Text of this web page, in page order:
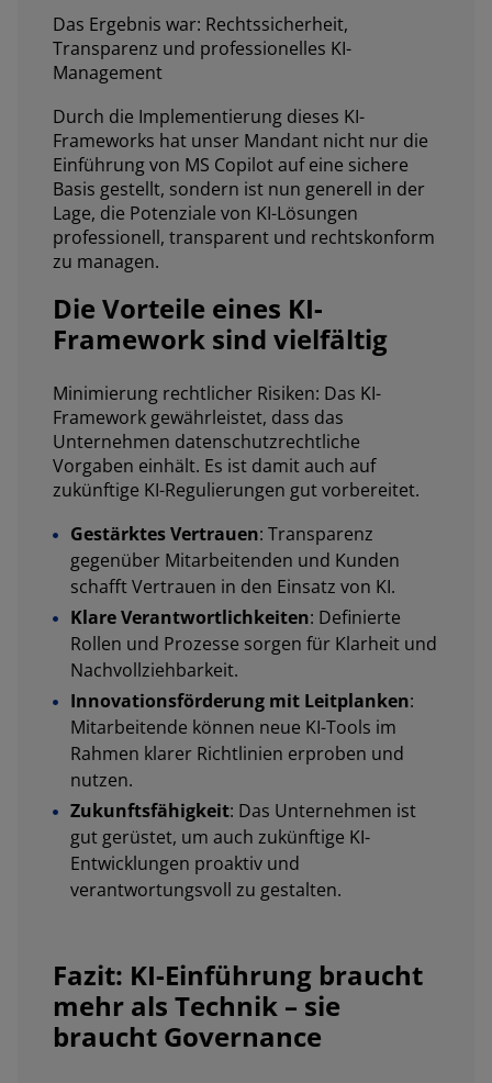
Das Ergebnis war: Rechtssicherheit,
Transparenz und professionelles KI-
Management
Durch die Implementierung dieses KI-
Frameworks hat unser Mandant nicht nur die
Einführung von MS Copilot auf eine sichere
Basis gestellt, sondern ist nun generell in der
Lage, die Potenziale von KI-Lösungen
professionell, transparent und rechtskonform
zu managen.
Die Vorteile eines KI-
Framework sind vielfältig
Minimierung rechtlicher Risiken: Das KI-
Framework gewährleistet, dass das
Unternehmen datenschutzrechtliche
Vorgaben einhält. Es ist damit auch auf
zukünftige KI-Regulierungen gut vorbereitet.
Gestärktes Vertrauen: Transparenz
gegenüber Mitarbeitenden und Kunden
schafft Vertrauen in den Einsatz von KI.
Klare Verantwortlichkeiten: Definierte
Rollen und Prozesse sorgen für Klarheit und
Nachvollziehbarkeit.
Innovationsförderung mit Leitplanken:
Mitarbeitende können neue KI-Tools im
Rahmen klarer Richtlinien erproben und
nutzen.
Zukunftsfähigkeit: Das Unternehmen ist
gut gerüstet, um auch zukünftige KI-
Entwicklungen proaktiv und
verantwortungsvoll zu gestalten.
Fazit: KI-Einführung braucht
mehr als Technik – sie
braucht Governance